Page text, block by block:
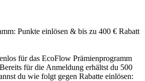
Punkte einlösen & bis zu 400 € Rabatt
für das EcoFlow Prämienprogramm
für die Anmeldung erhältst du 500
du wie folgt gegen Rabatte einlösen: